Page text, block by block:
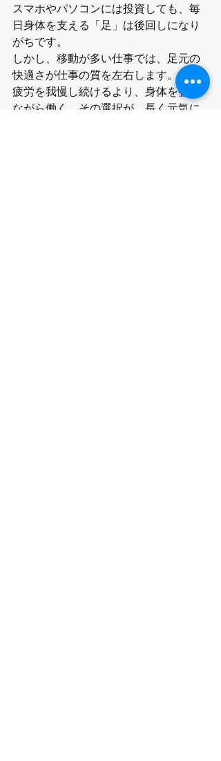
スマホやパソコンには投資しても、毎
日身体を支える「足」は後回しになり
がちです。
しかし、移動が多い仕事では、足元の
快適さが仕事の質を左右します。
疲労を我慢し続けるより、身体を整え
ながら働く。その選択が、長く元気に